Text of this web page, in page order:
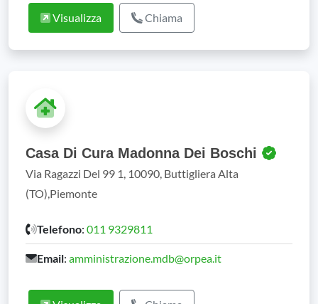
Visualizza Chiama
Casa Di Cura Madonna Dei Boschi
Via Ragazzi Del 99 1, 10090, Buttigliera Alta
(TO),Piemonte
Telefono: 011 9329811
Email: amministrazione.mdb@orpea.it